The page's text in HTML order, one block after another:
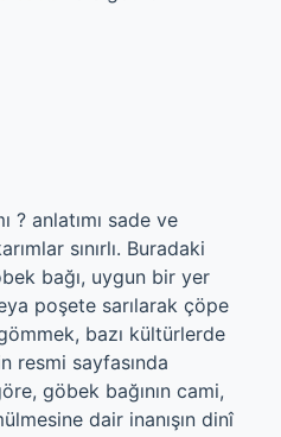
? anlatımı sade ve
sınırlı. Buradaki
bağı, uygun bir yer
poşete sarılarak çöpe
bazı kültürlerde
resmi sayfasında
göbek bağının cami,
dair inanışın dinî